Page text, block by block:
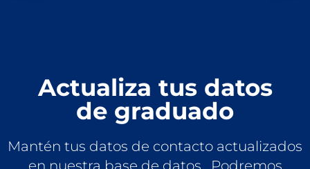
Actualiza tus datos
de graduado
Mantén tus datos de contacto actualizados
en nuestra base de datos. Podremos